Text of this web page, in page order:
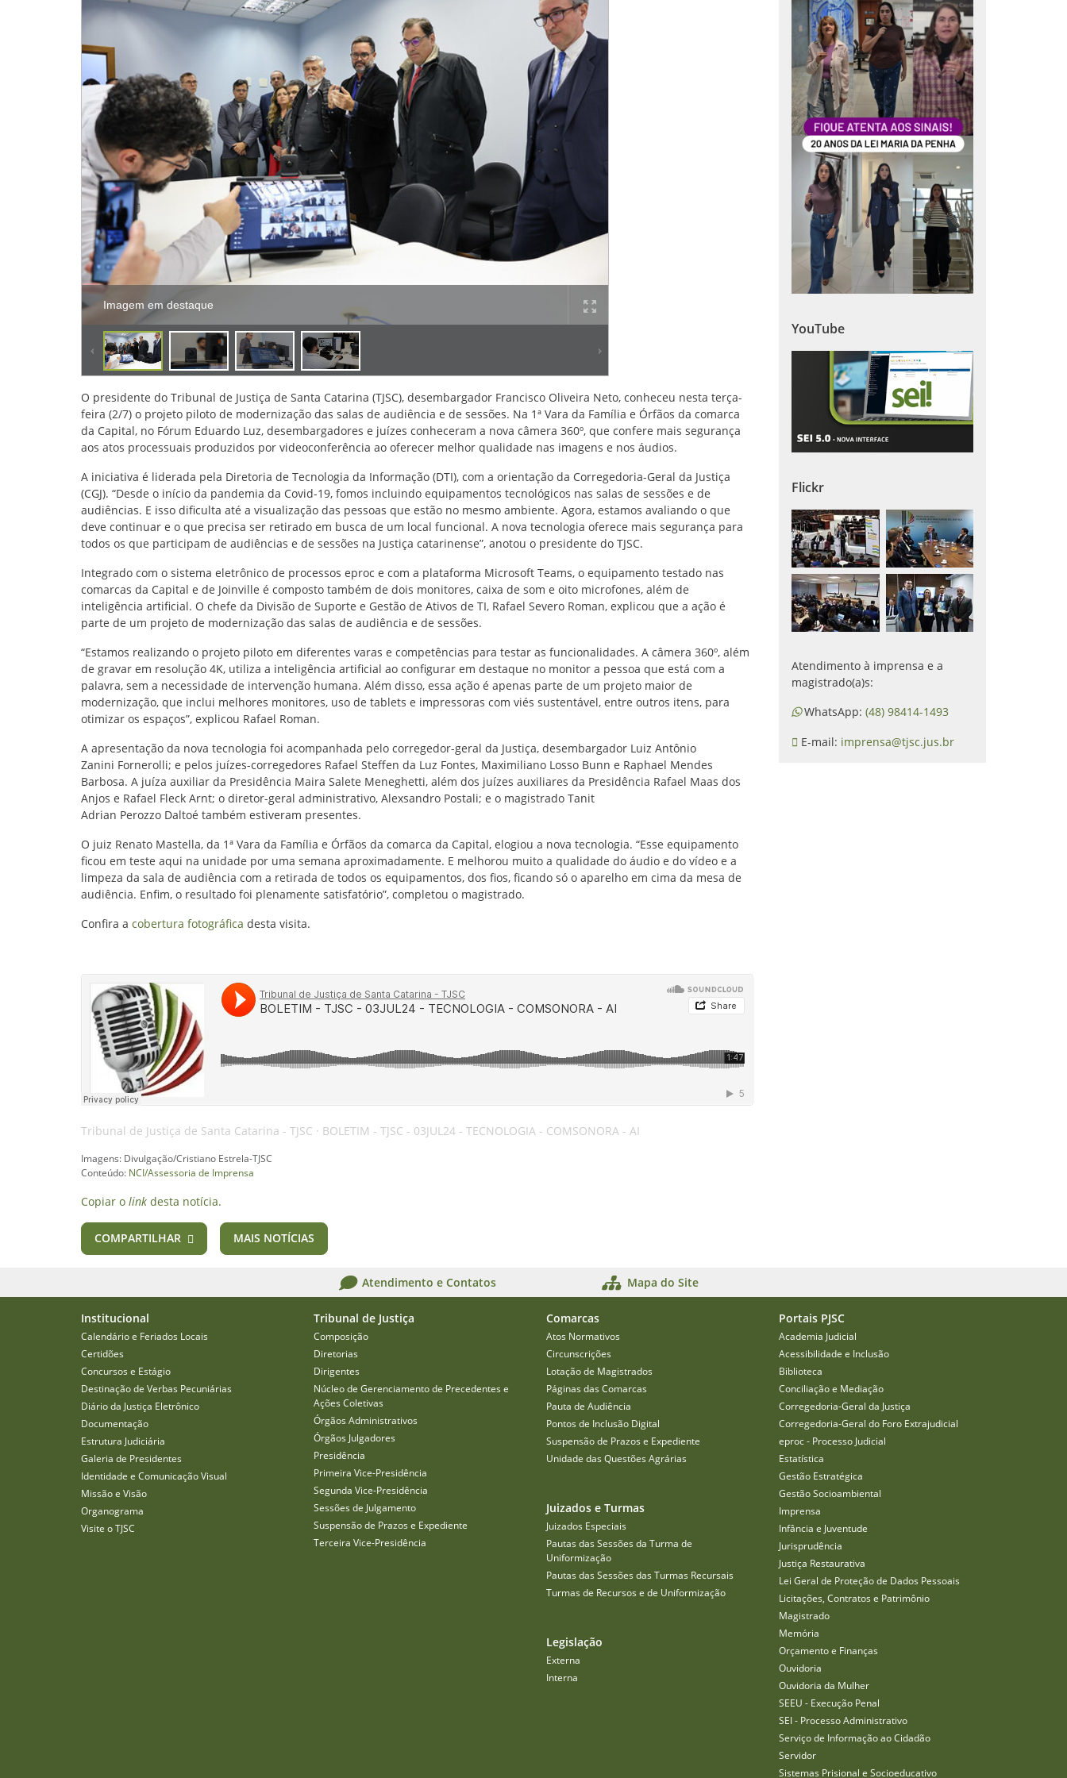
Imagem em destaque
O presidente do Tribunal de Justiça de Santa Catarina (TJSC), desembargador Francisco Oliveira Neto, conheceu nesta terça-
feira (2/7) o projeto piloto de modernização das salas de audiência e de sessões. Na 1ª Vara da Família e Órfãos da comarca
da Capital, no Fórum Eduardo Luz, desembargadores e juízes conheceram a nova câmera 360º, que confere mais segurança
aos atos processuais produzidos por videoconferência ao oferecer melhor qualidade nas imagens e nos áudios.
A iniciativa é liderada pela Diretoria de Tecnologia da Informação (DTI), com a orientação da Corregedoria-Geral da Justiça
(CGJ). “Desde o início da pandemia da Covid-19, fomos incluindo equipamentos tecnológicos nas salas de sessões e de
audiências. E isso dificulta até a visualização das pessoas que estão no mesmo ambiente. Agora, estamos avaliando o que
deve continuar e o que precisa ser retirado em busca de um local funcional. A nova tecnologia oferece mais segurança para
todos os que participam de audiências e de sessões na Justiça catarinense”, anotou o presidente do TJSC.
Integrado com o sistema eletrônico de processos eproc e com a plataforma Microsoft Teams, o equipamento testado nas
comarcas da Capital e de Joinville é composto também de dois monitores, caixa de som e oito microfones, além de
inteligência artificial. O chefe da Divisão de Suporte e Gestão de Ativos de TI, Rafael Severo Roman, explicou que a ação é
parte de um projeto de modernização das salas de audiência e de sessões.
“Estamos realizando o projeto piloto em diferentes varas e competências para testar as funcionalidades. A câmera 360º, além
de gravar em resolução 4K, utiliza a inteligência artificial ao configurar em destaque no monitor a pessoa que está com a
palavra, sem a necessidade de intervenção humana. Além disso, essa ação é apenas parte de um projeto maior de
modernização, que inclui melhores monitores, uso de tablets e impressoras com viés sustentável, entre outros itens, para
otimizar os espaços”, explicou Rafael Roman.
A apresentação da nova tecnologia foi acompanhada pelo corregedor-geral da Justiça, desembargador Luiz Antônio
Zanini Fornerolli; e pelos juízes-corregedores Rafael Steffen da Luz Fontes, Maximiliano Losso Bunn e Raphael Mendes
Barbosa. A juíza auxiliar da Presidência Maira Salete Meneghetti, além dos juízes auxiliares da Presidência Rafael Maas dos
Anjos e Rafael Fleck Arnt; o diretor-geral administrativo, Alexsandro Postali; e o magistrado Tanit
Adrian Perozzo Daltoé também estiveram presentes.
O juiz Renato Mastella, da 1ª Vara da Família e Órfãos da comarca da Capital, elogiou a nova tecnologia. “Esse equipamento
ficou em teste aqui na unidade por uma semana aproximadamente. E melhorou muito a qualidade do áudio e do vídeo e a
limpeza da sala de audiência com a retirada de todos os equipamentos, dos fios, ficando só o aparelho em cima da mesa de
audiência. Enfim, o resultado foi plenamente satisfatório”, completou o magistrado.
Confira a cobertura fotográfica desta visita.
Tribunal de Justiça de Santa Catarina - TJSC · BOLETIM - TJSC - 03JUL24 - TECNOLOGIA - COMSONORA - AI
Imagens: Divulgação/Cristiano Estrela-TJSC
Conteúdo: NCI/Assessoria de Imprensa
Copiar o link desta notícia.
COMPARTILHAR MAIS NOTÍCIAS
YouTube
Flickr
Atendimento à imprensa e a
magistrado(a)s:
WhatsApp: (48) 98414-1493
E-mail: imprensa@tjsc.jus.br
Atendimento e Contatos Mapa do Site
Institucional
Calendário e Feriados Locais
Certidões
Concursos e Estágio
Destinação de Verbas Pecuniárias
Diário da Justiça Eletrônico
Documentação
Estrutura Judiciária
Galeria de Presidentes
Identidade e Comunicação Visual
Missão e Visão
Organograma
Visite o TJSC
Tribunal de Justiça
Composição
Diretorias
Dirigentes
Núcleo de Gerenciamento de Precedentes e
Ações Coletivas
Órgãos Administrativos
Órgãos Julgadores
Presidência
Primeira Vice-Presidência
Segunda Vice-Presidência
Sessões de Julgamento
Suspensão de Prazos e Expediente
Terceira Vice-Presidência
Comarcas
Atos Normativos
Circunscrições
Lotação de Magistrados
Páginas das Comarcas
Pauta de Audiência
Pontos de Inclusão Digital
Suspensão de Prazos e Expediente
Unidade das Questões Agrárias
Juizados e Turmas
Juizados Especiais
Pautas das Sessões da Turma de
Uniformização
Pautas das Sessões das Turmas Recursais
Turmas de Recursos e de Uniformização
Legislação
Externa
Interna
Portais PJSC
Academia Judicial
Acessibilidade e Inclusão
Biblioteca
Conciliação e Mediação
Corregedoria-Geral da Justiça
Corregedoria-Geral do Foro Extrajudicial
eproc - Processo Judicial
Estatística
Gestão Estratégica
Gestão Socioambiental
Imprensa
Infância e Juventude
Jurisprudência
Justiça Restaurativa
Lei Geral de Proteção de Dados Pessoais
Licitações, Contratos e Patrimônio
Magistrado
Memória
Orçamento e Finanças
Ouvidoria
Ouvidoria da Mulher
SEEU - Execução Penal
SEI - Processo Administrativo
Serviço de Informação ao Cidadão
Servidor
Sistemas Prisional e Socioeducativo